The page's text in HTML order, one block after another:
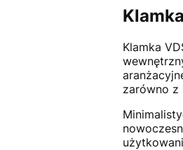
Klamka
zarówno z